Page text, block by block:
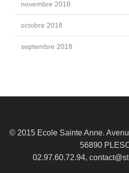
novembre 2018
octobre 2018
septembre 2018
© 2015 Ecole Sainte Anne.
56890
02.97.60.72.94,